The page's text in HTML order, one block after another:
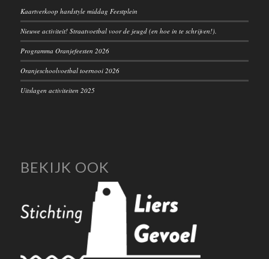
Kaartverkoop hardstyle middag Feestplein
Nieuwe activiteit! Straatvoetbal voor de jeugd (en hoe in te schrijven!).
Programma Oranjefeesten 2026
Oranjeschoolvoetbal toernooi 2026
Uitslagen activiteiten 2025
BEKIJK OOK